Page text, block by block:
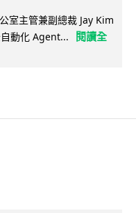
室主管兼副總裁 Jay Kim
動化 Agent...
閱讀全